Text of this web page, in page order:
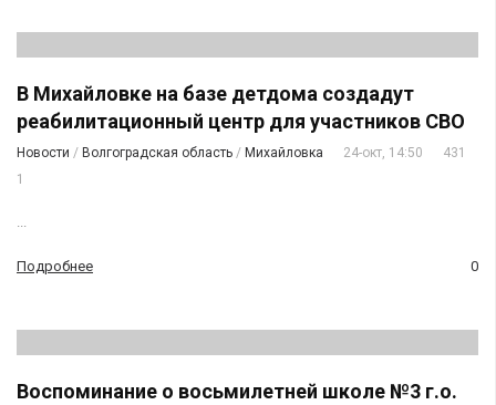
В Михайловке на базе детдома создадут
реабилитационный центр для участников СВО
Новости / Волгоградская область / Михайловка 24-окт, 14:50
431
1
...
Подробнее 0
Воспоминание о восьмилетней школе №3 г.о.